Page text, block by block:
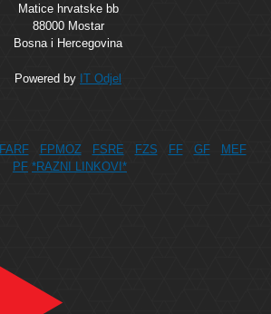
Matice hrvatske bb
88000 Mostar
Bosna i Hercegovina
Powered by IT Odjel
FARF FPMOZ FSRE FZS FF GF
MEF
PF *RAZNI LINKOVI*